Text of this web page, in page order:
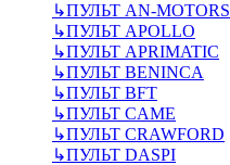
↳ПУЛЬТ AN-MOTORS
↳ПУЛЬТ APOLLO
↳ПУЛЬТ APRIMATIC
↳ПУЛЬТ BENINCA
↳ПУЛЬТ BFT
↳ПУЛЬТ CAME
↳ПУЛЬТ CRAWFORD
↳ПУЛЬТ DASPI